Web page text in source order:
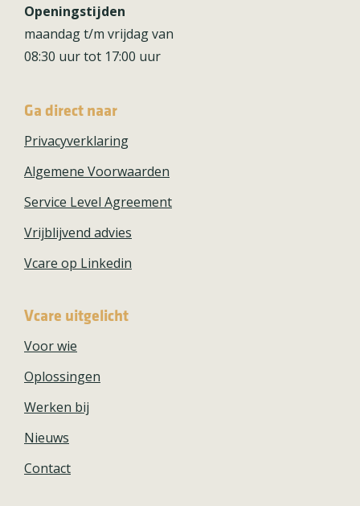
Openingstijden
maandag t/m vrijdag van
08:30 uur tot 17:00 uur
Ga direct naar
Privacyverklaring
Algemene Voorwaarden
Service Level Agreement
Vrijblijvend advies
Vcare op Linkedin
Vcare uitgelicht
Voor wie
Oplossingen
Werken bij
Nieuws
Contact